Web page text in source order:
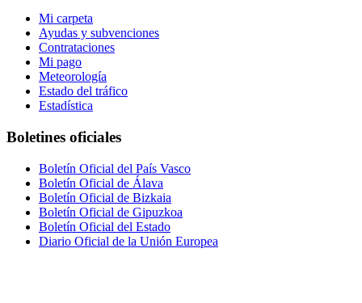
Mi carpeta
Ayudas y subvenciones
Contrataciones
Mi pago
Meteorología
Estado del tráfico
Estadística
Boletines oficiales
Boletín Oficial del País Vasco
Boletín Oficial de Álava
Boletín Oficial de Bizkaia
Boletín Oficial de Gipuzkoa
Boletín Oficial del Estado
Diario Oficial de la Unión Europea